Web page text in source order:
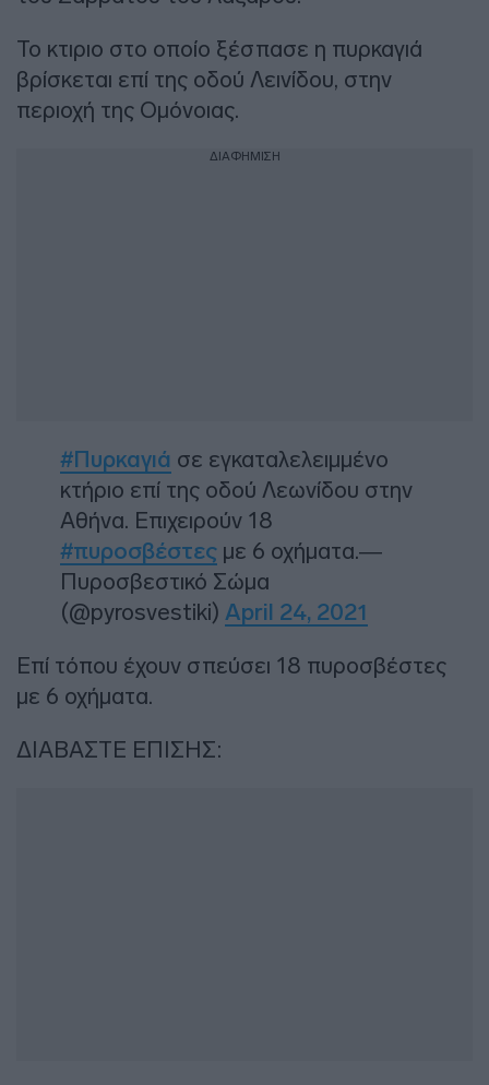
Το κτιριο στο οποίο ξέσπασε η πυρκαγιά
βρίσκεται επί της οδού Λεινίδου, στην
περιοχή της Ομόνοιας.
ΔΙΑΦΗΜΙΣΗ
#Πυρκαγιά σε εγκαταλελειμμένο
κτήριο επί της οδού Λεωνίδου στην
Αθήνα. Επιχειρούν 18
#πυροσβέστες με 6 οχήματα.—
Πυροσβεστικό Σώμα
(@pyrosvestiki) April 24, 2021
Επί τόπου έχουν σπεύσει 18 πυροσβέστες
με 6 οχήματα.
ΔΙΑΒΑΣΤΕ ΕΠΙΣΗΣ: